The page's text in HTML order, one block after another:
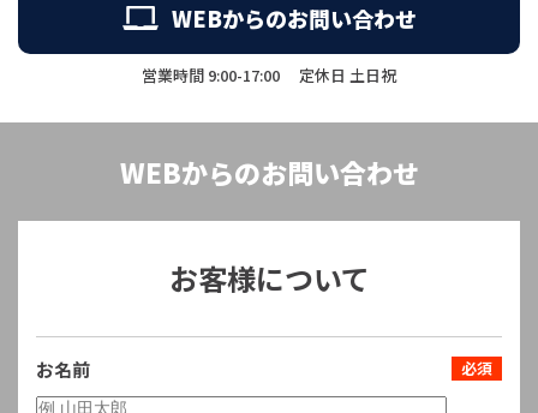
WEBからのお問い合わせ
営業時間 9:00-17:00 定休日 土日祝
WEBからのお問い合わせ
お客様について
お名前